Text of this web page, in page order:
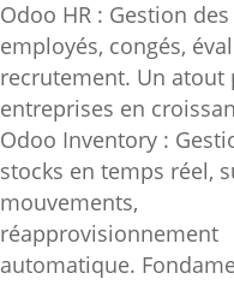
Odoo HR : Gestion des
employés, congés,
recrutement. Un atout
entreprises en
Odoo Inventory :
stocks en temps réel,
mouvements,
réapprovisionnement
automatique.